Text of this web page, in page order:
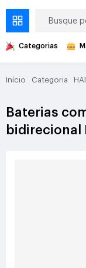
Categorias
Início Categoria
Baterias
bidirecional